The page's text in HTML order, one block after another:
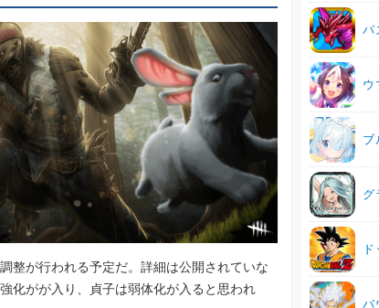
整が行われる予定だ。詳細は公開されていな
化がが入り、貞子は弱体化が入ると思われ
パ
ウ
ブ
グ
バ